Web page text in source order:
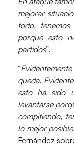
mejorar
todo,
porque esto
partidos”.
“
queda.
esto ha sido
levantarse
compitiendo,
lo mejor
Fernández